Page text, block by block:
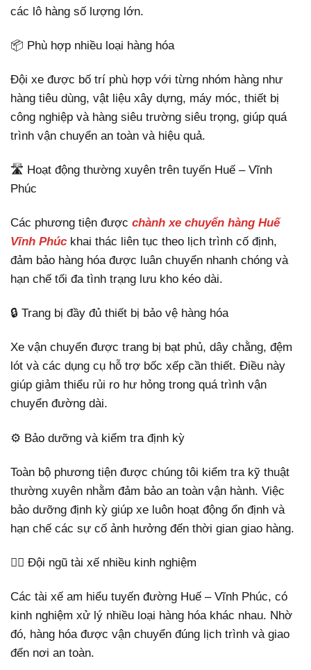
các lô hàng số lượng lớn.
📦 Phù hợp nhiều loại hàng hóa
Đội xe được bố trí phù hợp với từng nhóm hàng như
hàng tiêu dùng, vật liệu xây dựng, máy móc, thiết bị
công nghiệp và hàng siêu trường siêu trọng, giúp quá
trình vận chuyển an toàn và hiệu quả.
🛣️ Hoạt động thường xuyên trên tuyến Huế – Vĩnh
Phúc
Các phương tiện được chành xe chuyển hàng Huế
Vĩnh Phúc khai thác liên tục theo lịch trình cố định,
đảm bảo hàng hóa được luân chuyển nhanh chóng và
hạn chế tối đa tình trạng lưu kho kéo dài.
🔒 Trang bị đầy đủ thiết bị bảo vệ hàng hóa
Xe vận chuyển được trang bị bạt phủ, dây chằng, đệm
lót và các dụng cụ hỗ trợ bốc xếp cần thiết. Điều này
giúp giảm thiểu rủi ro hư hỏng trong quá trình vận
chuyển đường dài.
⚙️ Bảo dưỡng và kiểm tra định kỳ
Toàn bộ phương tiện được chúng tôi kiểm tra kỹ thuật
thường xuyên nhằm đảm bảo an toàn vận hành. Việc
bảo dưỡng định kỳ giúp xe luôn hoạt động ổn định và
hạn chế các sự cố ảnh hưởng đến thời gian giao hàng.
👨‍✈️ Đội ngũ tài xế nhiều kinh nghiệm
Các tài xế am hiểu tuyến đường Huế – Vĩnh Phúc, có
kinh nghiệm xử lý nhiều loại hàng hóa khác nhau. Nhờ
đó, hàng hóa được vận chuyển đúng lịch trình và giao
đến nơi an toàn.